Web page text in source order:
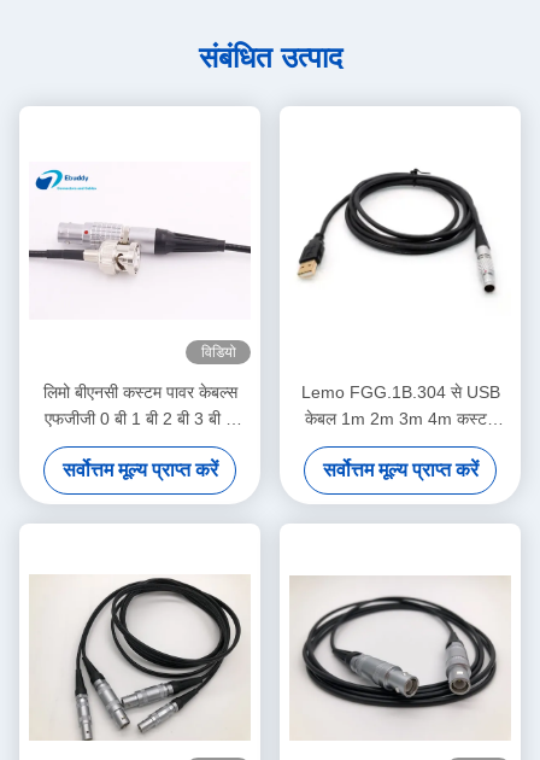
संबंधित उत्पाद
विडियो
लिमो बीएनसी कस्टम पावर केबल्स
एफजीजी 0 बी 1 बी 2 बी 3 बी टू
बीएनसी पुरुष और महिला केबल के लिए
सर्वोत्तम मूल्य प्राप्त करें
Lemo FGG.1B.304 से USB
केबल 1m 2m 3m 4m कस्टम
लंबाई OEM डेटा केबल
सर्वोत्तम मूल्य प्राप्त करें